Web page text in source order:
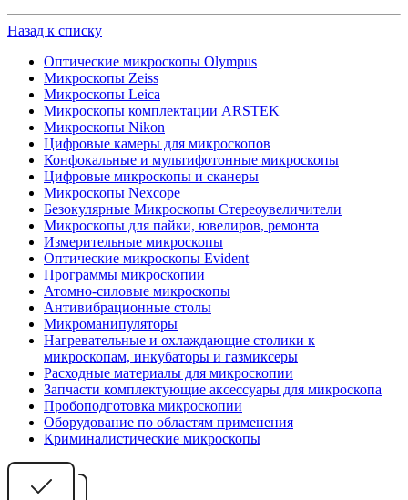
Назад к списку
Оптические микроскопы Olympus
Микроскопы Zeiss
Микроскопы Leica
Микроскопы комплектации ARSTEK
Микроскопы Nikon
Цифровые камеры для микроскопов
Конфокальные и мультифотонные микроскопы
Цифровые микроскопы и сканеры
Микроскопы Nexcope
Безокулярные Микроскопы Стереоувеличители
Микроскопы для пайки, ювелиров, ремонта
Измерительные микроскопы
Оптические микроскопы Evident
Программы микроскопии
Атомно-силовые микроскопы
Антивибрационные столы
Микроманипуляторы
Нагревательные и охлаждающие столики к
микроскопам, инкубаторы и газмиксеры
Расходные материалы для микроскопии
Запчасти комплектующие аксессуары для микроскопа
Пробоподготовка микроскопии
Оборудование по областям применения
Криминалистические микроскопы